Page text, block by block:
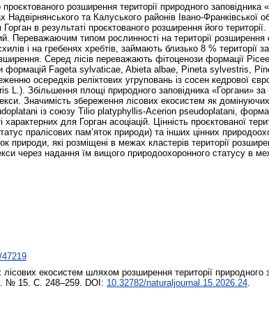
розширення території природного
та Калуського районів Івано-Франківської
в результаті проєктованого розширення його
Переважаючим типом рослинності на території
і на гребенях хребтів, займають близько 8 % території
Серед лісів переважають фітоценози формації
формацій Fageta sylvaticae, Abieta albae, Pineta sylvestris,
осередків реліктових угруповань із сосен кедрової
L.). Збільшення площі природного заповідника «Горгани»
Значимість збереження лісових екосистем як
із союзу Tilio platyphyllis-Acerion pseudoplatani,
для Горган асоціацій. Цінність проєктованої
пралісових пам’яток природи) та інших цінних
природи, які розміщені в межах кластерів території
через надання їм вищого природоохоронного статусу в
екосистем шляхом розширення території природного
№ 15. С. 248–259. DOI: 10.32782/naturaljournal.15.2026.24